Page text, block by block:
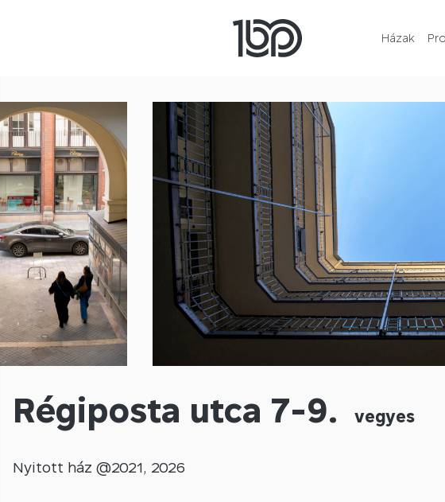
Házak
Régiposta utca 7-9. vegyes
Nyitott ház @2021, 2026